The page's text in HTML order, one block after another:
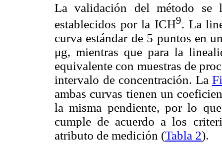
La validación del método se
establecidos por la ICH9. La
curva estándar de 5 puntos en
μg, mientras que para la
equivalente con muestras de
intervalo de concentración. La
ambas curvas tienen un
la misma pendiente, por lo
cumple de acuerdo a los
atributo de medición (Tabla 2).